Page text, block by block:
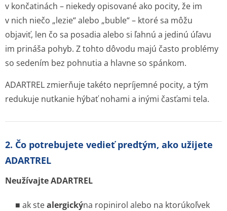
v končatinách – niekedy opisované ako pocity, že im
v nich niečo „lezie“ alebo „buble“ – ktoré sa môžu
objaviť, len čo sa posadia alebo si ľahnú a jedinú úľavu
im prináša pohyb. Z tohto dôvodu majú často problémy
so sedením bez pohnutia a hlavne so spánkom.
ADARTREL zmierňuje takéto nepríjemné pocity, a tým
redukuje nutkanie hýbať nohami a inými časťami tela.
2. Čo potrebujete vedieť predtým, ako užijete
ADARTREL
Neužívajte ADARTREL
■ ak stealergickýna ropinirol alebo na ktorúkoľvek